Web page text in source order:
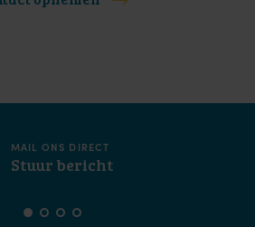
MAIL ONS DIRECT
Stuur bericht